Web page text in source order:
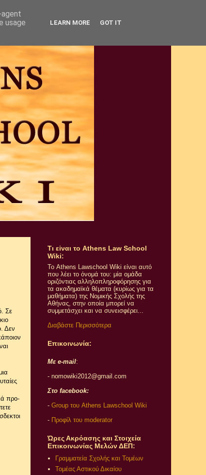
Σε
Δεν
προ-
Τι εiναι το Athens Law School
Wiki:
Το Athens Lawschool Wiki είναι αυτό
που λέει το όνομά του: μία ομάδα
οριζόντιας αλληλοπληροφόρησης για
τα ακαδημαϊκά θέματα (κυρίως για τα
μαθήματα) της Νομικής Σχολής της
Αθήνας, στην οποία μπορεί να
συμμετάσχει και να συνεισφέρει...
Διαβάστε Περισσότερα
Επικοινωνία:
Με e-mail:
- nomowiki2012@gmail.com
Στο facebook:
- Group του Athens Lawschool Wiki
- Προφίλ του moderator
Ώρες Ακρόασης και Στοιχεία
Επικοινωνίας Μελών ΔΕΠ:
Γραμματεία Σχολής και Τομέων
Τομέας Αστικού Δικαίου
usage
LEARN MORE GOT IT